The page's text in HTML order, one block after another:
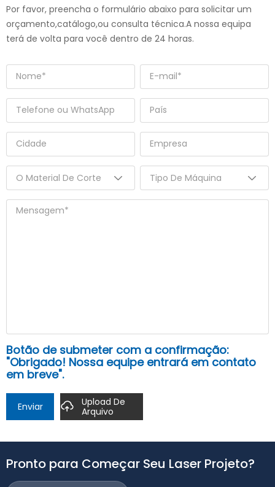
Por favor, preencha o formulário abaixo para solicitar um
orçamento,catálogo,ou consulta técnica.A nossa equipa
terá de volta para você dentro de 24 horas.
Botão de submeter com a confirmação:
"Obrigado! Nossa equipe entrará em contato
em breve".
Enviar
Upload De
Arquivo
Pronto para Começar Seu Laser Projeto?